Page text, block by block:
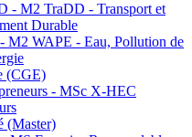
- M2 TraDD - Transport et
Durable
M2 WAPE - Eau, Pollution de
(CGE)
- MSc X-HEC
(Master)